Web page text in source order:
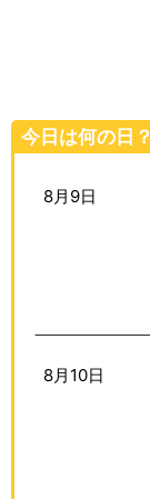
今日は何の日？
8月9日
8月10日